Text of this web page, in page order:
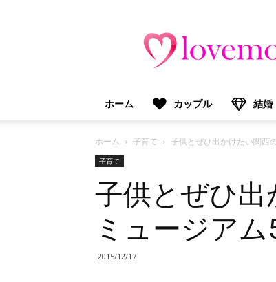
モ）：
プ
マ
け
情
メ
デ
ィ
ホーム カップル 結婚
ホーム 子育て 子供とぜひ出かけたい関西
子育て
子供とぜひ出
ミュージアム
2015/12/17